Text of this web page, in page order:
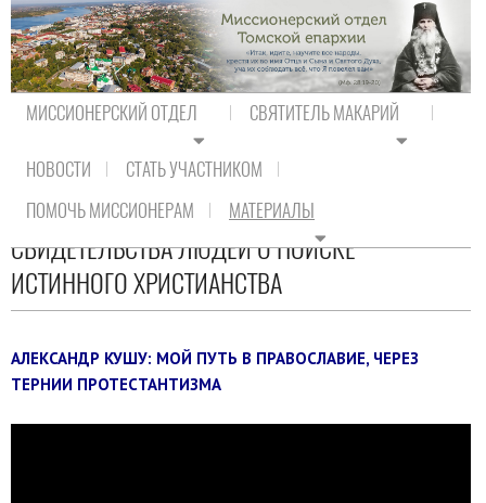
МИССИОНЕРСКИЙ ОТДЕЛ СВЯТИТЕЛЬ МАКАРИЙ
НОВОСТИ
СТАТЬ УЧАСТНИКОМ
ПОМОЧЬ МИССИОНЕРАМ
МАТЕРИАЛЫ
Свидетельства людей о поиске истинного Христианства
СВИДЕТЕЛЬСТВА ЛЮДЕЙ О ПОИСКЕ
ИСТИННОГО ХРИСТИАНСТВА
АЛЕКСАНДР КУШУ: МОЙ ПУТЬ В ПРАВОСЛАВИЕ, ЧЕРЕЗ
ТЕРНИИ ПРОТЕСТАНТИЗМА